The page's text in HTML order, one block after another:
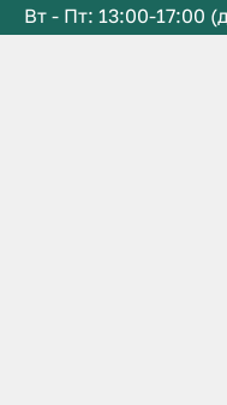
Вт - Пт: 13:00-17:00